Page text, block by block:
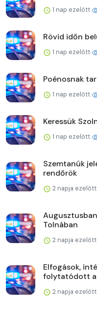
1 nap ezelőtt
Rövid időn
1 nap ezelőtt
Poénosnak
1 nap ezelőtt
Keressük
1 nap ezelőtt
Szemtanúk
rendőrök
2 napja ezelőtt
Tolnában
2 napja ezelőtt
Elfogások,
folytatódott
2 napja ezelőtt